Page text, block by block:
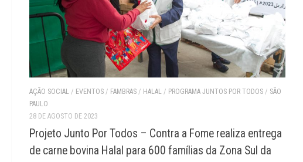
AÇÃO SOCIAL / EVENTOS / FAMBRAS / HALAL / PROGRAMA JUNTOS POR TODOS / SÃO
PAULO
28 DE AGOSTO DE 2023
Projeto Junto Por Todos – Contra a Fome realiza entrega
de carne bovina Halal para 600 famílias da Zona Sul da